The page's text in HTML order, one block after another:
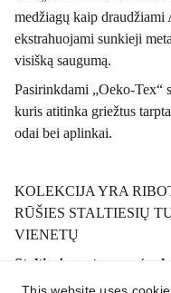
medžiagų kaip
ekstrahuojami sunkieji
visišką saugumą.
Pasirinkdami „Oeko-Tex“
kuris atitinka griežtus
odai bei aplinkai.
KOLEKCIJA YRA
RŪŠIES STALTIESIŲ
VIENETŲ
Staltiesės matmenys (su